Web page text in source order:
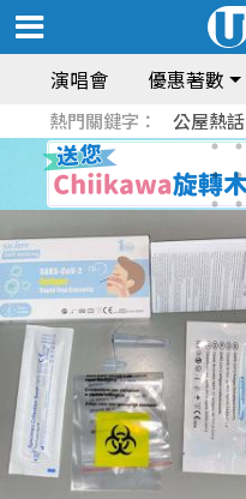
演唱會 優惠著數
熱門關鍵字： 公屋熱話